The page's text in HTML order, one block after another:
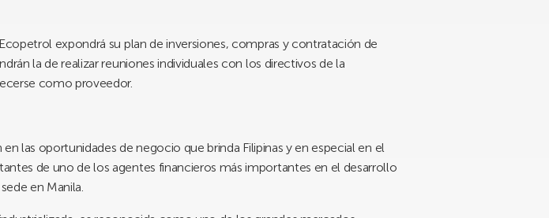
expondrá su plan de inversiones, compras y contratación de
la de realizar reuniones individuales con los directivos de la
como proveedor.
las oportunidades de negocio que brinda Filipinas y en especial en el
de uno de los agentes financieros más importantes en el desarrollo
en Manila.